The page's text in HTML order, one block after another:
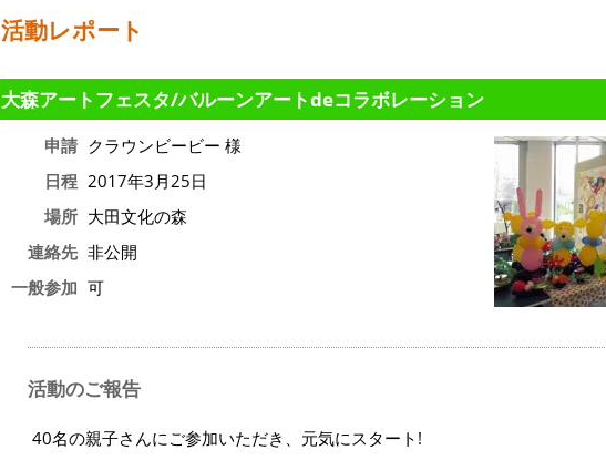
活動レポート
大森アートフェスタ/バルーンアートdeコラボレーション
申請 クラウンビービー 様
日程 2017年3月25日
場所 大田文化の森
連絡先 非公開
一般参加 可
活動のご報告
40名の親子さんにご参加いただき、元気にスタート!